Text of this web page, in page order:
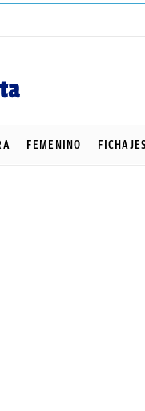
FEMENINO FICHAJES